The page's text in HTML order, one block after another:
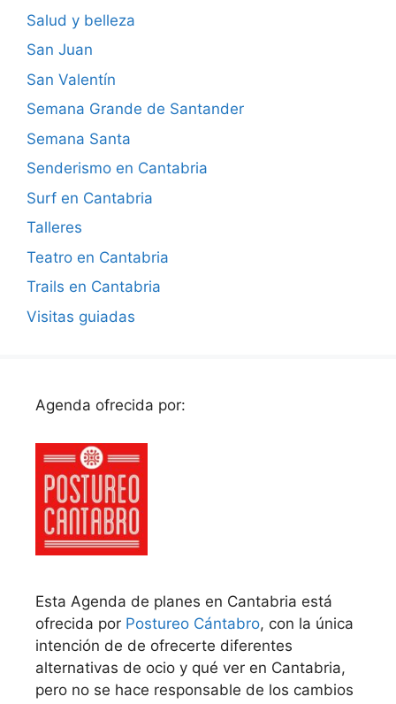
Salud y belleza
San Juan
San Valentín
Semana Grande de Santander
Semana Santa
Senderismo en Cantabria
Surf en Cantabria
Talleres
Teatro en Cantabria
Trails en Cantabria
Visitas guiadas
Agenda ofrecida por:
Esta Agenda de planes en Cantabria está
ofrecida por Postureo Cántabro, con la única
intención de de ofrecerte diferentes
alternativas de ocio y qué ver en Cantabria,
pero no se hace responsable de los cambios